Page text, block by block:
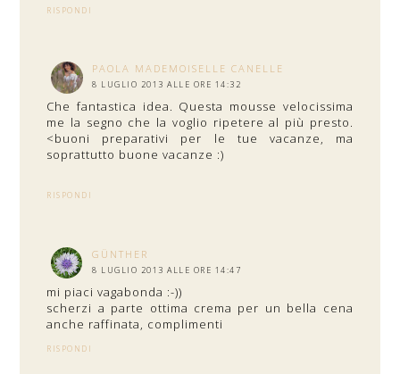
RISPONDI
PAOLA MADEMOISELLE CANELLE
8 LUGLIO 2013 ALLE ORE 14:32
Che fantastica idea. Questa mousse velocissima
me la segno che la voglio ripetere al più presto.
<buoni preparativi per le tue vacanze, ma
soprattutto buone vacanze :)
RISPONDI
GÜNTHER
8 LUGLIO 2013 ALLE ORE 14:47
mi piaci vagabonda :-))
scherzi a parte ottima crema per un bella cena
anche raffinata, complimenti
RISPONDI